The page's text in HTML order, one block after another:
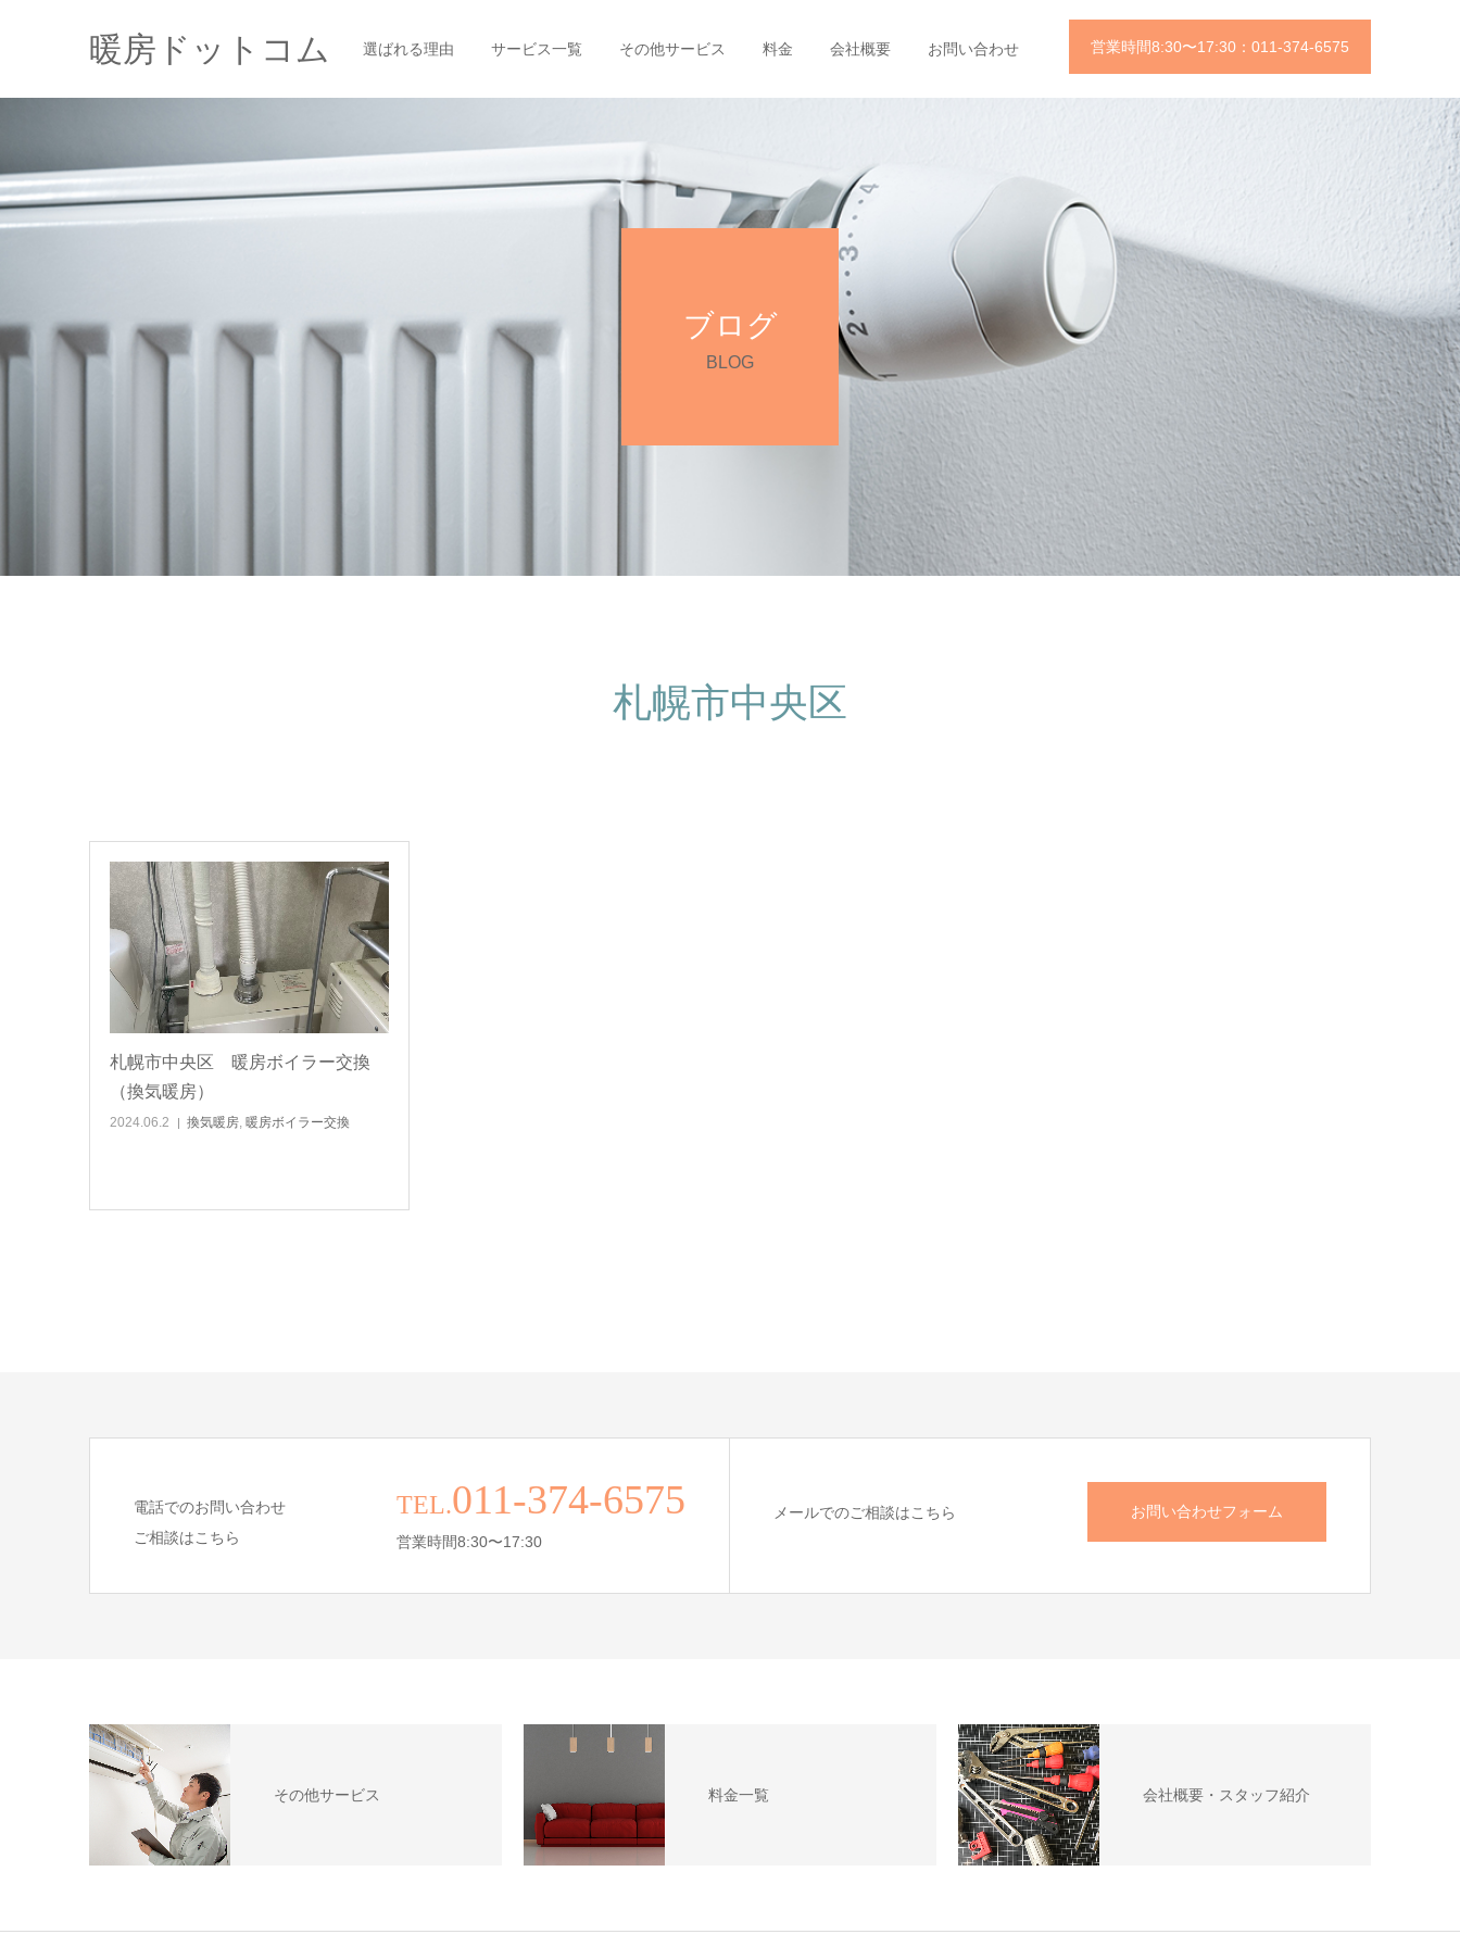
暖房ドットコム 営業時間8:30〜17:30：011-374-6575
選ばれる理由 サービス一覧 その他サービス 料金 会社概要 お問い合わせ
ブログ
BLOG
札幌市中央区
札幌市中央区 暖房ボイラー交換
（換気暖房）
2024.06.2 換気暖房, 暖房ボイラー交換
電話でのお問い合わせ
ご相談はこちら
TEL.011-374-6575
営業時間8:30〜17:30
メールでのご相談はこちら お問い合わせフォーム
その他サービス 料金一覧 会社概要・スタッフ紹介